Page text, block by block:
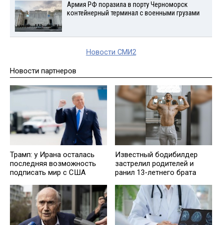
Армия РФ поразила в порту Черноморск
контейнерный терминал с военными грузами
Новости СМИ2
Новости партнеров
Трамп: у Ирана осталась
последняя возможность
подписать мир с США
Известный бодибилдер
застрелил родителей и
ранил 13-летнего брата